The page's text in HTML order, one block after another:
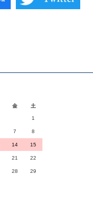
金 土
1
7 8
14 15
21 22
28 29